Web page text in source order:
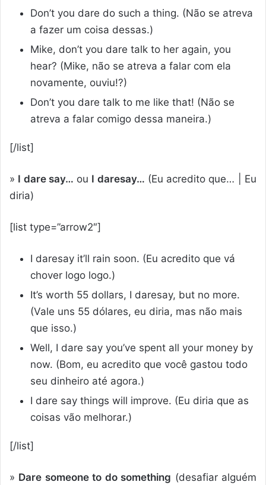
Don’t you dare do such a thing. (Não se atreva
a fazer um coisa dessas.)
Mike, don’t you dare talk to her again, you
hear? (Mike, não se atreva a falar com ela
novamente, ouviu!?)
Don’t you dare talk to me like that! (Não se
atreva a falar comigo dessa maneira.)
[/list]
» I dare say… ou I daresay… (Eu acredito que… | Eu
diria)
[list type=”arrow2″]
I daresay it’ll rain soon. (Eu acredito que vá
chover logo logo.)
It’s worth 55 dollars, I daresay, but no more.
(Vale uns 55 dólares, eu diria, mas não mais
que isso.)
Well, I dare say you’ve spent all your money by
now. (Bom, eu acredito que você gastou todo
seu dinheiro até agora.)
I dare say things will improve. (Eu diria que as
coisas vão melhorar.)
[/list]
» Dare someone to do something (desafiar alguém